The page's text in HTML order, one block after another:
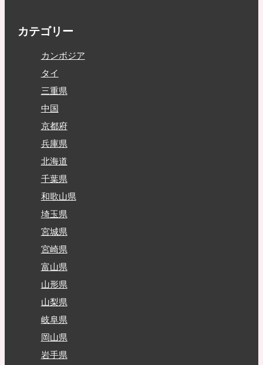
カテゴリー
カンボジア
タイ
三重県
中国
京都府
兵庫県
北海道
千葉県
和歌山県
埼玉県
宮城県
宮崎県
富山県
山形県
山梨県
岐阜県
岡山県
岩手県